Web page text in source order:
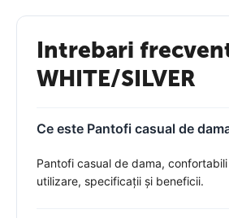
Gândește-te la toate momentele în
Fie că îi porți într-o plimbare relaxantă
zilnică cu acești pantofi versatili și
Intrebari
WHITE/SILVER
Ce este Pantofi casual de
Pantofi casual de dama,
utilizare, specificații și beneficii.